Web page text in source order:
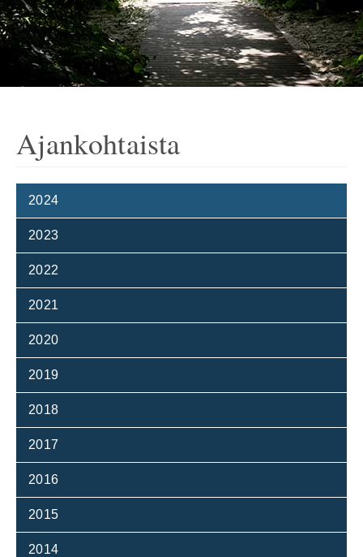
Ajankohtaista
2024
2023
2022
2021
2020
2019
2018
2017
2016
2015
2014